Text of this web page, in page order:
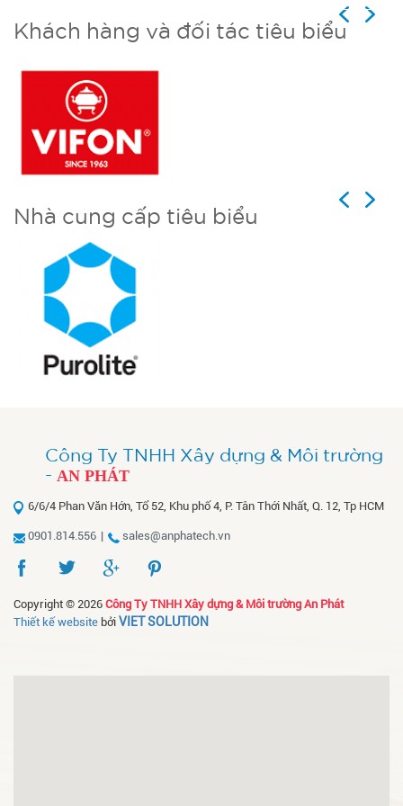
Khách hàng và đối tác tiêu biểu
Previous
Next
Nhà cung cấp tiêu biểu
Previous
Next
Công Ty TNHH Xây dựng & Môi trường
- AN PHÁT
6/6/4 Phan Văn Hớn, Tổ 52, Khu phố 4, P. Tân Thới Nhất, Q. 12, Tp HCM
0901.814.556 | sales@anphatech.vn
Copyright © 2026 Công Ty TNHH Xây dựng & Môi trường An Phát
Thiết kế website bởi VIET SOLUTION